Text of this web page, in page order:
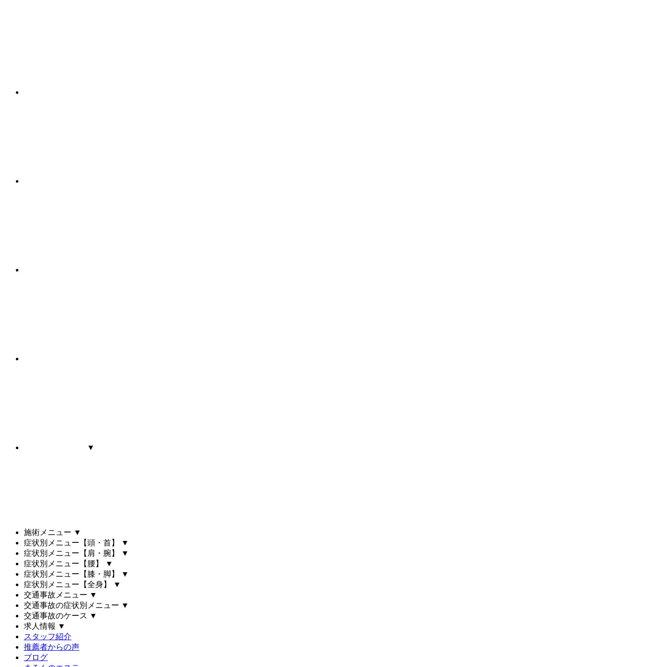
▼
施術メニュー ▼
症状別メニュー【頭・首】
▼
症状別メニュー【肩・腕】
▼
症状別メニュー【腰】
▼
症状別メニュー【膝・脚】
▼
症状別メニュー【全身】
▼
交通事故メニュー ▼
交通事故の症状別メニュー ▼
交通事故のケース ▼
求人情報 ▼
スタッフ紹介
推薦者からの声
ブログ